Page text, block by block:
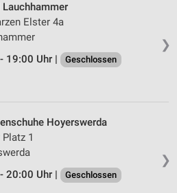
❯
Lauchhammer
Elster 4a
19:00 Uhr |
Geschlossen
❯
Hoyerswerda
1
20:00 Uhr |
Geschlossen
zur Auswahl von
personalisierte
Personalisierung
Auswahl